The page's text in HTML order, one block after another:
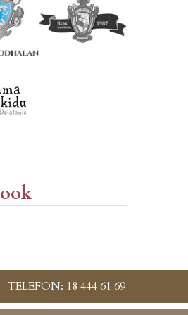
TELEFON: 18 444 61 69